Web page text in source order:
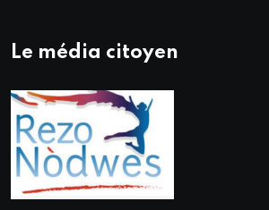
Le média citoyen